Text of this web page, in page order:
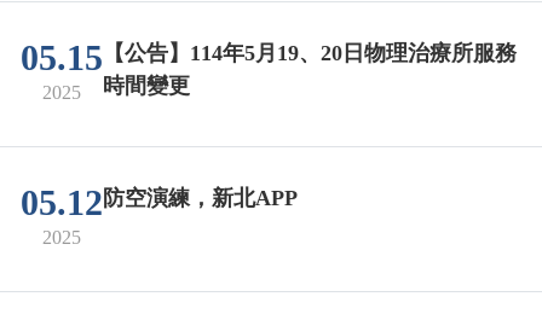
05.15
2025
【公告】114年5月19、20日物理治療所服務
時間變更
05.12
2025
防空演練，新北APP